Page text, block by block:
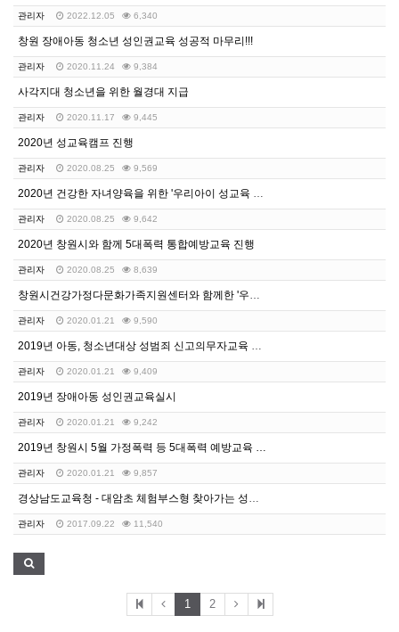
관리자 2022.12.05 6,340
창원 장애아동 청소년 성인권교육 성공적 마무리!!!
관리자 2020.11.24 9,384
사각지대 청소년을 위한 월경대 지급
관리자 2020.11.17 9,445
2020년 성교육캠프 진행
관리자 2020.08.25 9,569
관리자 2020.08.25 9,642
2020년 창원시와 함께 5대폭력 통합예방교육 진행
관리자 2020.08.25 8,639
관리자 2020.01.21 9,590
관리자 2020.01.21 9,409
2019년 장애아동 성인권교육실시
관리자 2020.01.21 9,242
2019년 창원시 5월 가정폭력 등 5대폭력 예방교육 …
관리자 2020.01.21 9,857
관리자 2017.09.22 11,540
1 2